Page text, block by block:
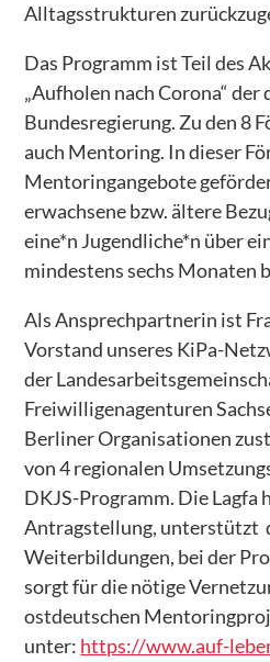
Neuigkeiten
Uzimatele Kenia
Libanon –
Peace Cathedral Tbilisi
ÜBER UNS
WIR GESTALTEN e.V.
Kinderschutz
Presse
GESTALTEN Vorgestellt
Abgeschlossene Projekte
– Patenschaften -
– Integration als
– WERTESTARTER
– Kiezpatenschaften für
– Greta, Malala & Co
Alltagsstrukturen
Das Programm ist Teil des
„Aufholen nach Corona“ der
Bundesregierung. Zu den 8
auch Mentoring. In dieser
Mentoringangebote
erwachsene bzw. ältere
eine*n Jugendliche*n über
mindestens sechs Monaten
Als Ansprechpartnerin ist
Vorstand unseres KiPa-
der
Freiwilligenagenturen
Berliner Organisationen
von 4 regionalen
DKJS-Programm. Die Lagfa
Antragstellung, unterstützt
Weiterbildungen, bei der
sorgt für die nötige
ostdeutschen
unter: https://www.auf-